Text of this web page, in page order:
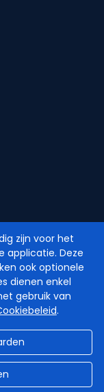
zijn voor het
applicatie. Deze
ook optionele
dienen enkel
gebruik van
.
2026